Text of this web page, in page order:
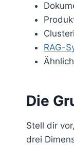
RAG-
Die
Stell dir
drei